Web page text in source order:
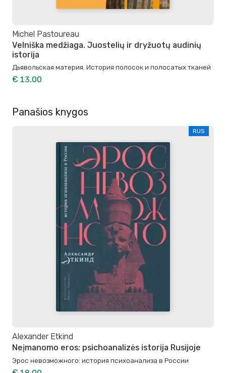
Michel Pastoureau
Velniška medžiaga. Juostelių ir dryžuotų audinių
istorija
Дьявольская материя. История полосок и полосатых тканей
€ 13,00
Panašios knygos
RUS
Alexander Etkind
Neįmanomo eros: psichoanalizės istorija Rusijoje
Эрос невозможного: история психоанализа в России